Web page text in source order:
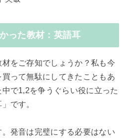
った教材：英語耳
材をご存知でしょうか？私も今
って無駄にしてきたこともあ
で1,2を争うぐらい役に立った
です。
発音は完璧にする必要はない